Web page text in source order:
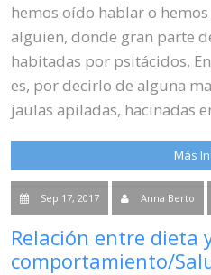
hemos oído hablar o
alguien, donde gran parte
habitadas por psitácidos.
es, por decirlo de alguna
jaulas apiladas, hacinadas
Más
Sep 17, 2017 Anna Berto
Relación entre dieta
comportamiento/